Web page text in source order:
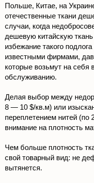
Польше, Китае, на
отечественные ткани
случаи, когда
дешевую китайскую
избежание такого
известными фирмами,
которые возьмут на себя
обслуживанию.
Делая выбор между
8 — 10 $/кв.м) или
переплетением нитей
внимание на плотность
Чем больше плотность
свой товарный вид: не
вытянется.